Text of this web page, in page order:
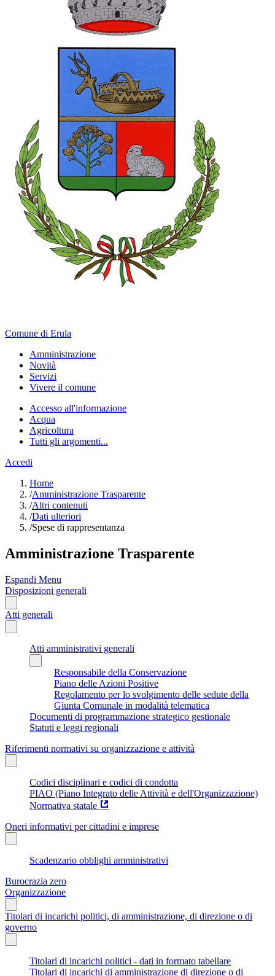
Comune di Erula
Amministrazione
Novità
Servizi
Vivere il comune
Accesso all'informazione
Acqua
Agricoltura
Tutti gli argomenti...
Accedi
Home
/Amministrazione Trasparente
/Altri contenuti
/Dati ulteriori
/Spese di rappresentanza
Amministrazione Trasparente
Espandi Menu
Disposizioni generali
Atti generali
Atti amministrativi generali
Responsabile della Conservazione
Piano delle Azioni Positive
Regolamento per lo svolgimento delle sedute della
Giunta Comunale in modalità telematica
Documenti di programmazione strategico gestionale
Statuti e leggi regionali
Riferimenti normativi su organizzazione e attività
Codici disciplinari e codici di condotta
PIAO (Piano Integrato delle Attività e dell'Organizzazione)
Normativa statale
Oneri informativi per cittadini e imprese
Scadenzario obblighi amministrativi
Burocrazia zero
Organizzazione
Titolari di incarichi politici, di amministrazione, di direzione o di
governo
Titolari di incarichi politici - dati in formato tabellare
Titolari di incarichi di amministrazione di direzione o di